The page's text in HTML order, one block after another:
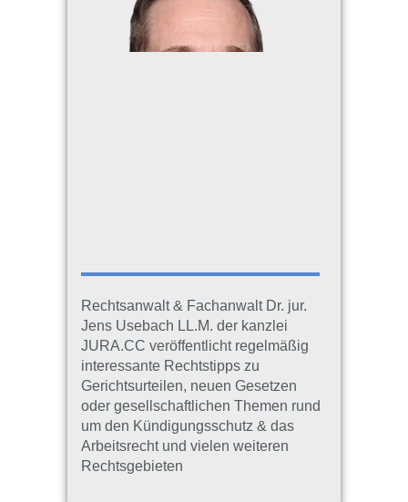
Rechtsanwalt & Fachanwalt Dr. jur.
Jens Usebach LL.M. der kanzlei
JURA.CC veröffentlicht regelmäßig
interessante Rechtstipps zu
Gerichtsurteilen, neuen Gesetzen
oder gesellschaftlichen Themen rund
um den Kündigungsschutz & das
Arbeitsrecht und vielen weiteren
Rechtsgebieten